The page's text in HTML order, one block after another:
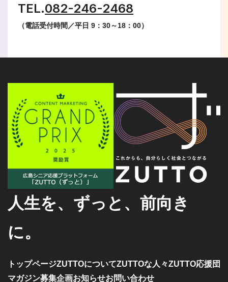
TEL.082-246-2468
（電話受付時間／平日 9：30～18：00）
人生を、ずっと、前向き
に。
トップページZUTTOについてZUTTOな人々ZUTTO応援団
マガジン募集企画お知らせお問い合わせ